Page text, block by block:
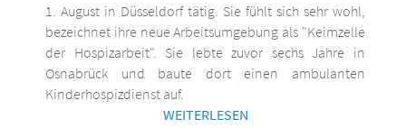
1. August in Düsseldorf tätig. Sie fühlt sich sehr wohl,
bezeichnet ihre neue Arbeitsumgebung als "Keimzelle
der Hospizarbeit". Sie lebte zuvor sechs Jahre in
Osnabrück und baute dort einen ambulanten
Kinderhospizdienst auf.
WEITERLESEN